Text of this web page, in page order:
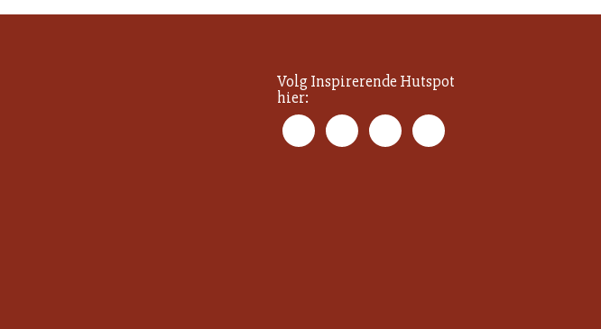
Volg Inspirerende Hutspot
hier: